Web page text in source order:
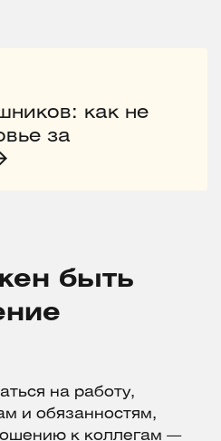
как не
за
быть
на работу,
и обязанностям,
к коллегам —